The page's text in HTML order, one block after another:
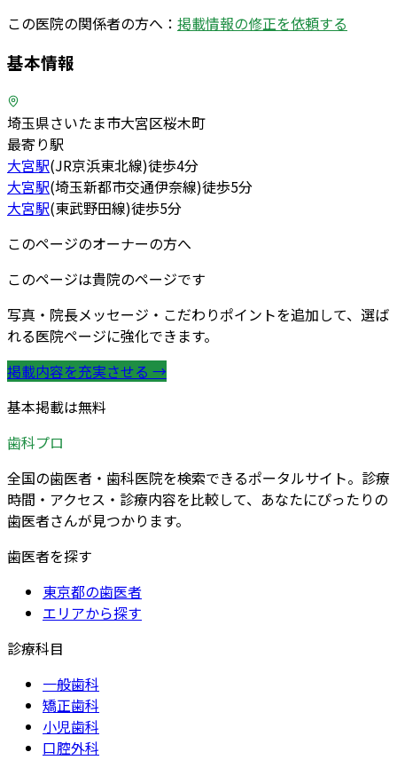
この医院の関係者の方へ： 掲載情報の修正を依頼する
基本情報
埼玉県さいたま市大宮区桜木町
最寄り駅
大宮駅(JR京浜東北線)徒歩4分
大宮駅(埼玉新都市交通伊奈線)徒歩5分
大宮駅(東武野田線)徒歩5分
このページのオーナーの方へ
このページは貴院のページです
写真・院長メッセージ・こだわりポイントを追加して、選ば
れる医院ページに強化できます。
掲載内容を充実させる →
基本掲載は無料
歯科プロ
全国の歯医者・歯科医院を検索できるポータルサイト。診療
時間・アクセス・診療内容を比較して、あなたにぴったりの
歯医者さんが見つかります。
歯医者を探す
東京都の歯医者
エリアから探す
診療科目
一般歯科
矯正歯科
小児歯科
口腔外科